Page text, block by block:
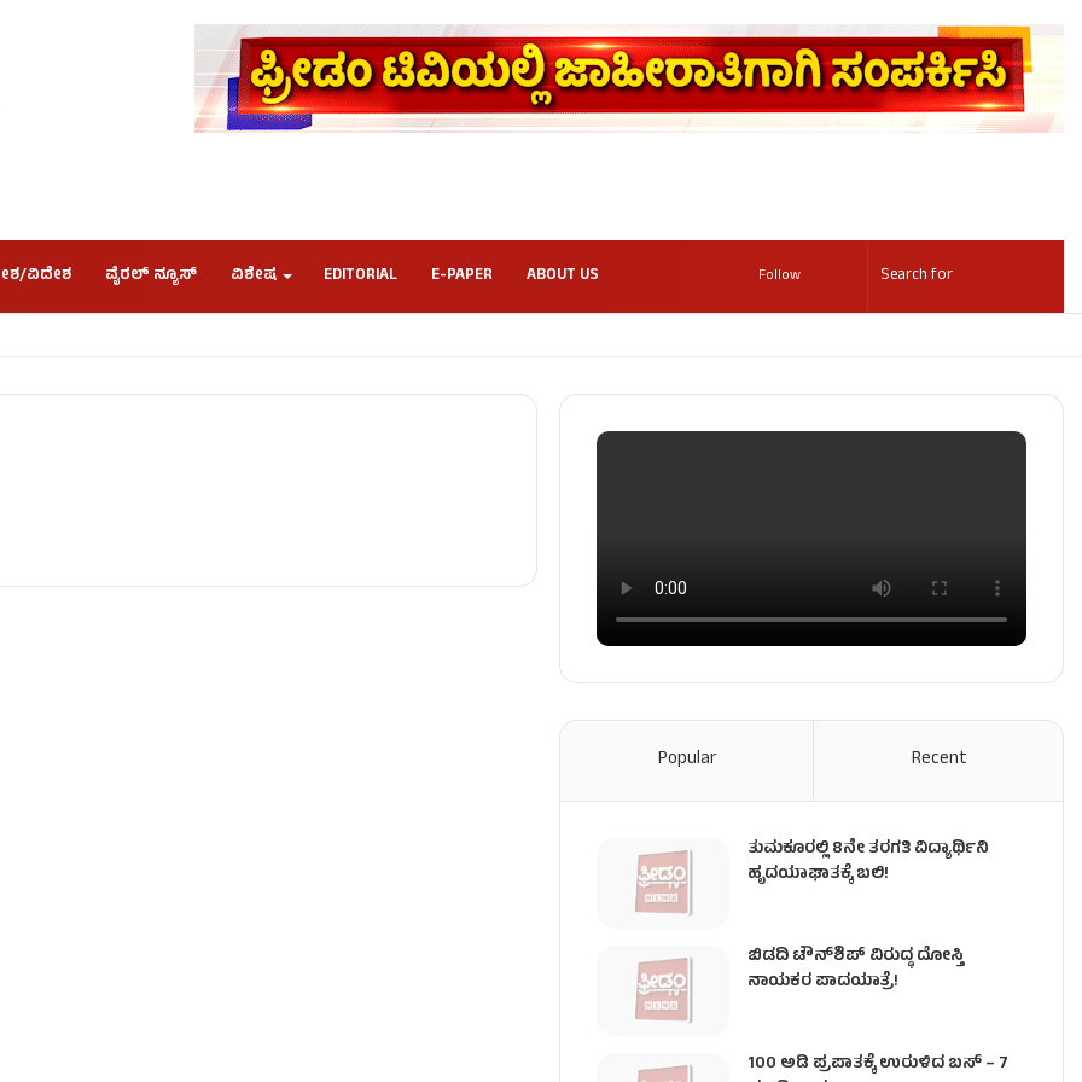
ವಿದೇಶ ವೈರಲ್ ನ್ಯೂಸ್ ವಿಶೇಷ EDITORIAL E-PAPER ABOUT US Follow
Popular Recent
ತುಮಕೂರಲ್ಲಿ 8ನೇ ತರಗತಿ ವಿದ್ಯಾರ್ಥಿನಿ
ಹೃದಯಾಘಾತಕ್ಕೆ ಬಲಿ!
ಬಿಡದಿ ಟೌನ್‌ಶಿಪ್‌ ವಿರುದ್ಧ ದೋಸ್ತಿ
ನಾಯಕರ ಪಾದಯಾತ್ರೆ!
100 ಅಡಿ ಪ್ರಪಾತಕ್ಕೆ ಉರುಳಿದ ಬಸ್‌ – 7